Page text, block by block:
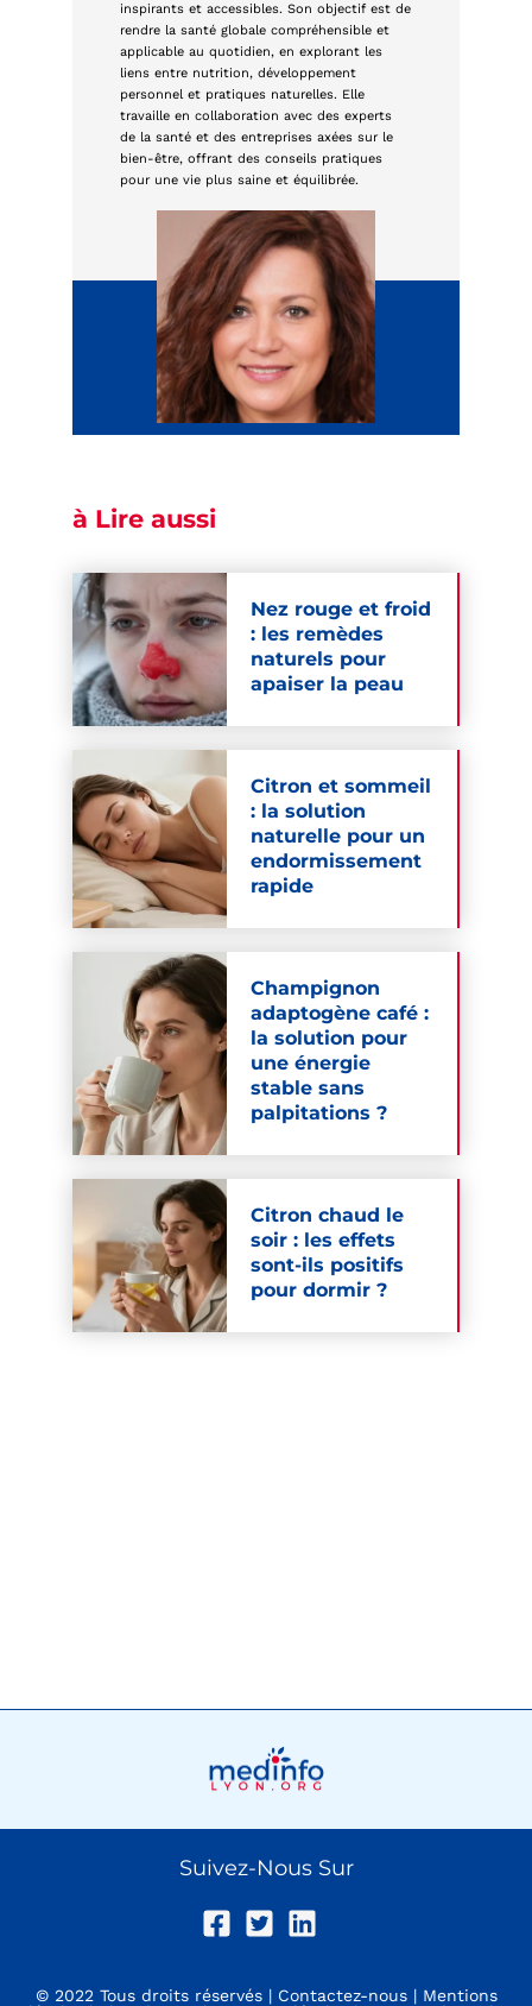
inspirants et accessibles. Son objectif est de
rendre la santé globale compréhensible et
applicable au quotidien, en explorant les
liens entre nutrition, développement
personnel et pratiques naturelles. Elle
travaille en collaboration avec des experts
de la santé et des entreprises axées sur le
bien-être, offrant des conseils pratiques
pour une vie plus saine et équilibrée.
à Lire aussi
Nez rouge et froid
: les remèdes
naturels pour
apaiser la peau
Citron et sommeil
: la solution
naturelle pour un
endormissement
rapide
Champignon
adaptogène café :
la solution pour
une énergie
stable sans
palpitations ?
Citron chaud le
soir : les effets
sont-ils positifs
pour dormir ?
Suivez-Nous Sur
© 2022 Tous droits réservés | Contactez-nous| Mentions